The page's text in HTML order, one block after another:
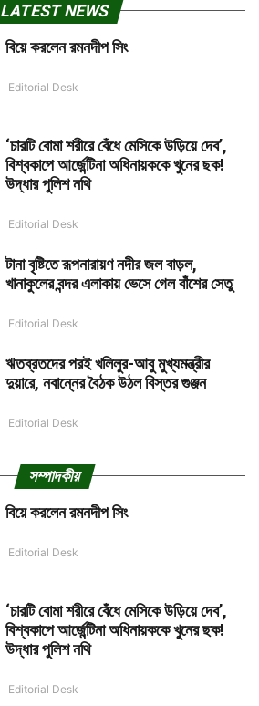
LATEST NEWS
বিয়ে করলেন রমনদীপ সিং
Editorial Desk
‘চারটি বোমা শরীরে বেঁধে মেসিকে উড়িয়ে দেব’,
বিশ্বকাপে আর্জেন্টিনা অধিনায়ককে খুনের ছক!
উদ্ধার পুলিশ নথি
Editorial Desk
টানা বৃষ্টিতে রূপনারায়ণ নদীর জল বাড়ল,
খানাকুলের বন্দর এলাকায় ভেসে গেল বাঁশের সেতু
Editorial Desk
ঋতব্রতদের পরই খলিলুর-আবু মুখ্যমন্ত্রীর
দুয়ারে, নবান্নের বৈঠক উঠল বিস্তর গুঞ্জন
Editorial Desk
সম্পাদকীয়
বিয়ে করলেন রমনদীপ সিং
Editorial Desk
‘চারটি বোমা শরীরে বেঁধে মেসিকে উড়িয়ে দেব’,
বিশ্বকাপে আর্জেন্টিনা অধিনায়ককে খুনের ছক!
উদ্ধার পুলিশ নথি
Editorial Desk